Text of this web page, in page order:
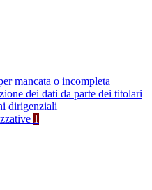
mancata o incompleta
dei dati da parte dei titolari
dirigenziali
1